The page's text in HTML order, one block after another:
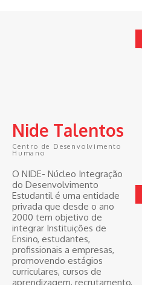
Nide Talentos
Centro de Desenvolvimento
Humano
O NIDE- Núcleo Integração
do Desenvolvimento
Estudantil é uma entidade
privada que desde o ano
2000 tem objetivo de
integrar Instituições de
Ensino, estudantes,
profissionais a empresas,
promovendo estágios
curriculares, cursos de
aprendizagem, recrutamento,